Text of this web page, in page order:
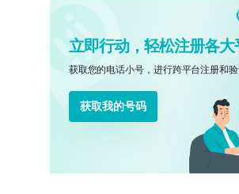
立即行动，轻松注册各大
获取您的电话小号，进行跨平台注册和验
获取我的号码